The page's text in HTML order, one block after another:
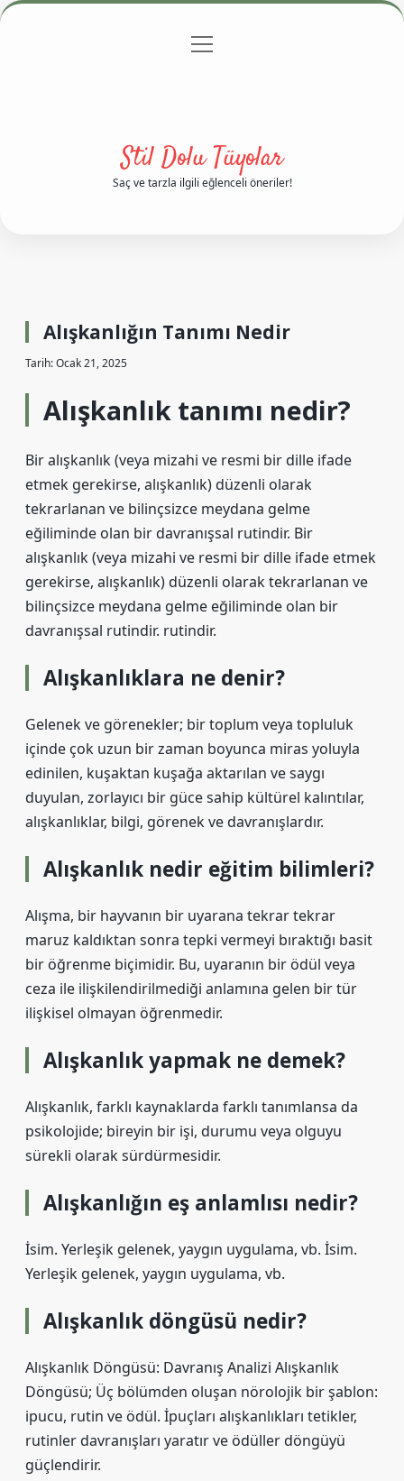
Gizlilik Politikası
menüyü
Stil Dolu Tüyolar
Saç ve tarzla ilgili eğlenceli öneriler!
Alışkanlığın Tanımı Nedir
Tarih: Ocak 21, 2025
Alışkanlık tanımı nedir?
Bir alışkanlık (veya mizahi ve resmi bir dille ifade
etmek gerekirse, alışkanlık) düzenli olarak
tekrarlanan ve bilinçsizce meydana gelme
eğiliminde olan bir davranışsal rutindir. Bir
alışkanlık (veya mizahi ve resmi bir dille ifade etmek
gerekirse, alışkanlık) düzenli olarak tekrarlanan ve
bilinçsizce meydana gelme eğiliminde olan bir
davranışsal rutindir. rutindir.
Alışkanlıklara ne denir?
Gelenek ve görenekler; bir toplum veya topluluk
içinde çok uzun bir zaman boyunca miras yoluyla
edinilen, kuşaktan kuşağa aktarılan ve saygı
duyulan, zorlayıcı bir güce sahip kültürel kalıntılar,
alışkanlıklar, bilgi, görenek ve davranışlardır.
Alışkanlık nedir eğitim bilimleri?
Alışma, bir hayvanın bir uyarana tekrar tekrar
maruz kaldıktan sonra tepki vermeyi bıraktığı basit
bir öğrenme biçimidir. Bu, uyaranın bir ödül veya
ceza ile ilişkilendirilmediği anlamına gelen bir tür
ilişkisel olmayan öğrenmedir.
Alışkanlık yapmak ne demek?
Alışkanlık, farklı kaynaklarda farklı tanımlansa da
psikolojide; bireyin bir işi, durumu veya olguyu
sürekli olarak sürdürmesidir.
Alışkanlığın eş anlamlısı nedir?
İsim. Yerleşik gelenek, yaygın uygulama, vb. İsim.
Yerleşik gelenek, yaygın uygulama, vb.
Alışkanlık döngüsü nedir?
Alışkanlık Döngüsü: Davranış Analizi Alışkanlık
Döngüsü; Üç bölümden oluşan nörolojik bir şablon:
ipucu, rutin ve ödül. İpuçları alışkanlıkları tetikler,
rutinler davranışları yaratır ve ödüller döngüyü
güçlendirir.